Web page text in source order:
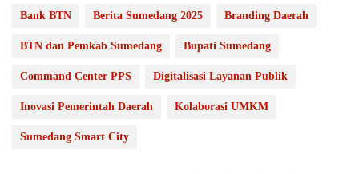
Bank BTN Berita Sumedang 2025 Branding Daerah
BTN dan Pemkab Sumedang Bupati Sumedang
Command Center PPS Digitalisasi Layanan Publik
Inovasi Pemerintah Daerah Kolaborasi UMKM
Sumedang Smart City